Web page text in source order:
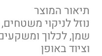
תיאור המוצר
נוזל לניקוי
שמן, לכלוך
וציוד באופן